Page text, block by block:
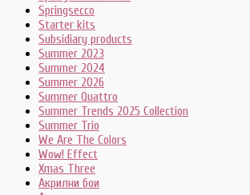
Springsecco
Starter kits
Subsidiary products
Summer 2023
Summer 2024
Summer 2026
Summer Quattro
Summer Trends 2025 Collection
Summer Trio
We Are The Colors
Wow! Effect
Xmas Three
Акрилни бои